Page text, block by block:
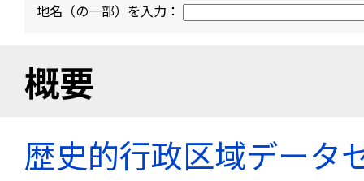
地名（の一部）を入力：
概要
歴史的行政区域データ